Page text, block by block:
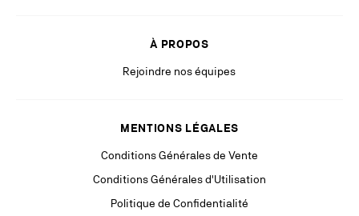
Restez à la pointe grâce à des communications pertinentes de la part
réseaux sociaux & plateformes digitales).
À PROPOS
Rejoindre nos équipes
MENTIONS LÉGALES
Conditions Générales de Vente
Conditions Générales d'Utilisation
Politique de Confidentialité